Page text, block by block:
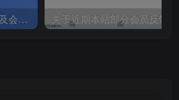
、chat 中，执⾏ npm run build
致近期网站付费购买资源及会员用户后，网页显示依然没有购买解决方法！